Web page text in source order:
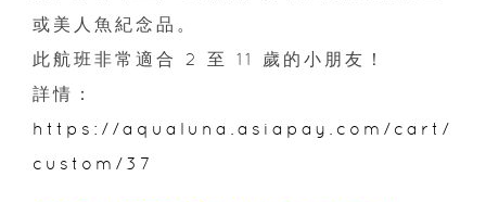
或美人魚紀念品。
此航班非常適合 2 至 11 歲的小朋友！
詳情：
https://aqualuna.asiapay.com/cart/
custom/37